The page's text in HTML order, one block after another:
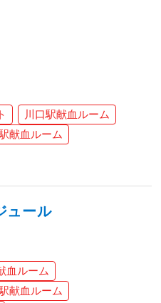
川口駅献血ルーム
献血ルーム
ュール
血ルーム
献血ルーム